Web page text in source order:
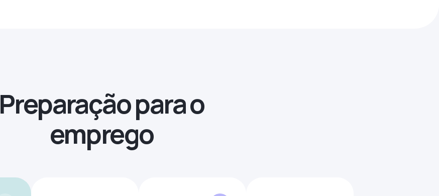
Preparação para o
emprego